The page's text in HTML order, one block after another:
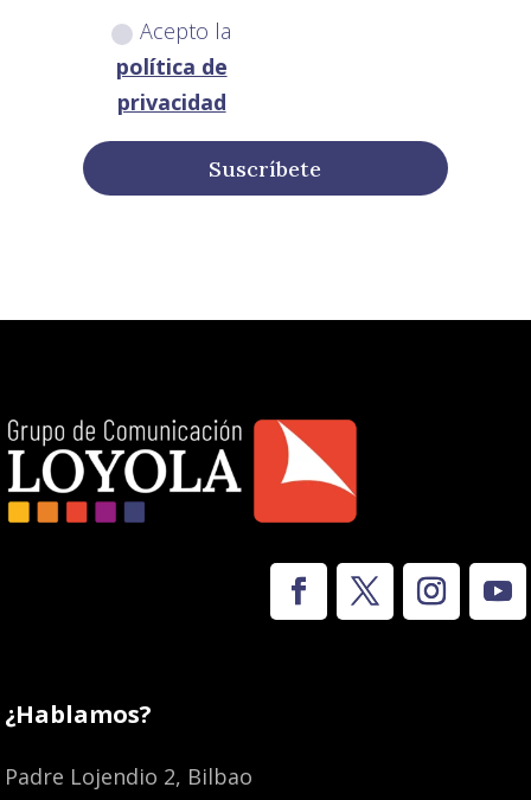
Acepto la
política de
privacidad
Suscríbete
¿Hablamos?
Padre Lojendio 2, Bilbao